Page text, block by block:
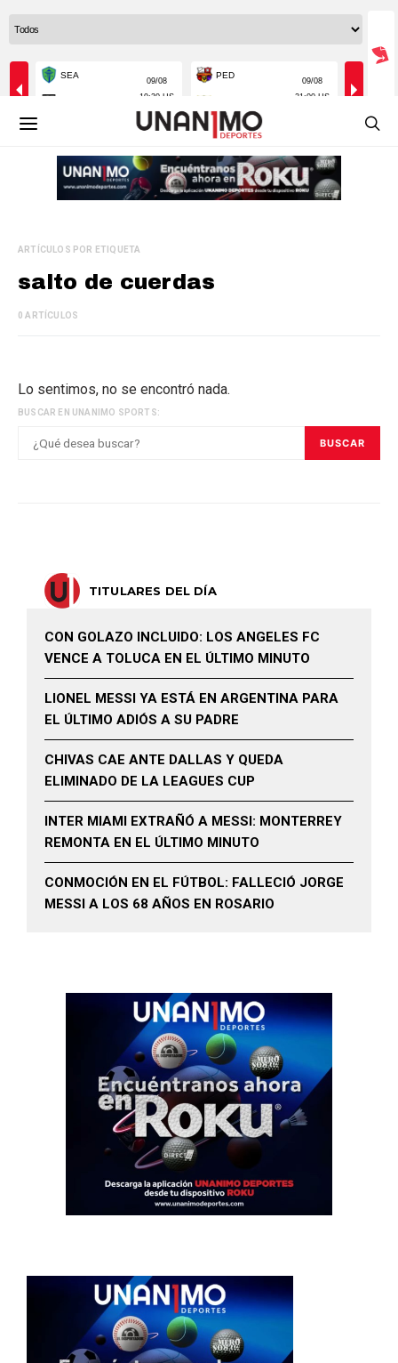
ARTÍCULOS POR ETIQUETA
salto de cuerdas
0 ARTÍCULOS
Lo sentimos, no se encontró nada.
BUSCAR EN UNANIMO SPORTS:
BUSCAR
TITULARES DEL DÍA
CON GOLAZO INCLUIDO: LOS ANGELES FC
VENCE A TOLUCA EN EL ÚLTIMO MINUTO
LIONEL MESSI YA ESTÁ EN ARGENTINA PARA
EL ÚLTIMO ADIÓS A SU PADRE
CHIVAS CAE ANTE DALLAS Y QUEDA
ELIMINADO DE LA LEAGUES CUP
INTER MIAMI EXTRAÑÓ A MESSI: MONTERREY
REMONTA EN EL ÚLTIMO MINUTO
CONMOCIÓN EN EL FÚTBOL: FALLECIÓ JORGE
MESSI A LOS 68 AÑOS EN ROSARIO